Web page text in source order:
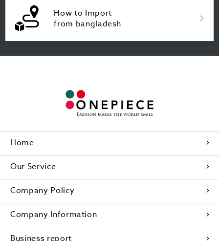
How to Import
from bangladesh
Home
Our Service
Company Policy
Company Information
Business report